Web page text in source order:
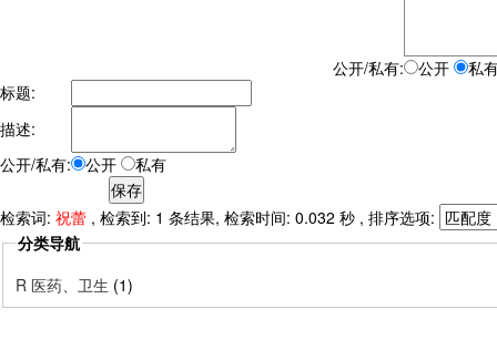
公开/私有: 公开
私
标题:
描述:
公开/私有:
公开 私有
检索词: 祝蕾 , 检索到: 1 条结果, 检索时间: 0.032 秒 , 排序选项:
分类导航
R 医药、卫生 (1)